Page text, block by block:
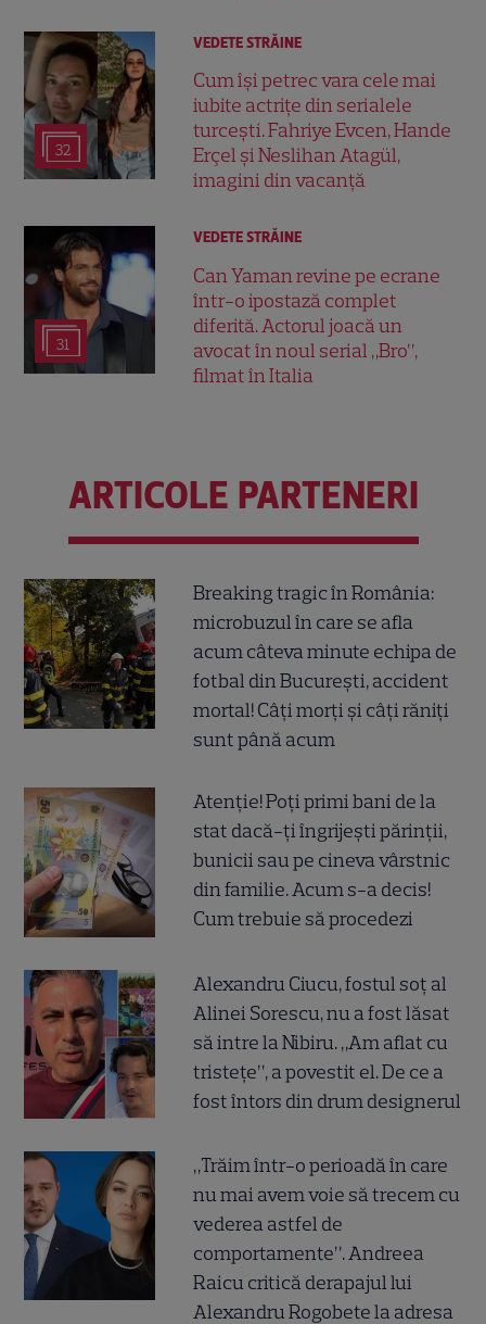
32
VEDETE STRĂINE
Cum își petrec vara cele mai
iubite actrițe din serialele
turcești. Fahriye Evcen, Hande
Erçel și Neslihan Atagül,
imagini din vacanță
31
VEDETE STRĂINE
Can Yaman revine pe ecrane
într-o ipostază complet
diferită. Actorul joacă un
avocat în noul serial „Bro”,
filmat în Italia
ARTICOLE PARTENERI
Breaking tragic în România:
microbuzul în care se afla
acum câteva minute echipa de
fotbal din București, accident
mortal! Câți morți și câți răniți
sunt până acum
Atenție! Poți primi bani de la
stat dacă-ți îngrijești părinții,
bunicii sau pe cineva vârstnic
din familie. Acum s-a decis!
Cum trebuie să procedezi
Alexandru Ciucu, fostul soț al
Alinei Sorescu, nu a fost lăsat
să intre la Nibiru. „Am aflat cu
tristețe”, a povestit el. De ce a
fost întors din drum designerul
„Trăim într-o perioadă în care
nu mai avem voie să trecem cu
vederea astfel de
comportamente”. Andreea
Raicu critică derapajul lui
Alexandru Rogobete la adresa